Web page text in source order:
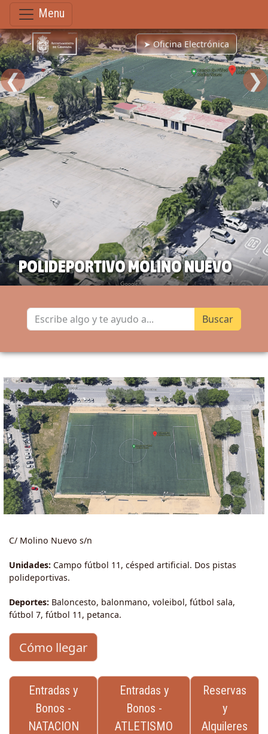
Menu
➤ Oficina Electrónica
POLIDEPORTIVO MOLINO NUEVO
❮ ❯
C/ Molino Nuevo s/n
Unidades: Campo fútbol 11, césped artificial. Dos pistas
polideportivas.
Deportes: Baloncesto, balonmano, voleibol, fútbol sala,
fútbol 7, fútbol 11, petanca.
Cómo llegar
Entradas y
Bonos -
NATACION
Entradas y
Bonos -
ATLETISMO
Reservas
y
Alquileres